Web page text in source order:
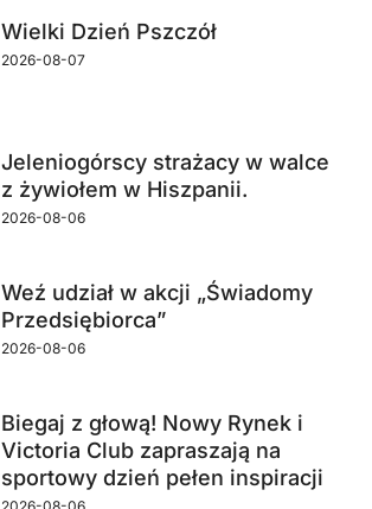
Wielki Dzień Pszczół
2026-08-07
Jeleniogórscy strażacy w walce
z żywiołem w Hiszpanii.
2026-08-06
Weź udział w akcji „Świadomy
Przedsiębiorca”
2026-08-06
Biegaj z głową! Nowy Rynek i
Victoria Club zapraszają na
sportowy dzień pełen inspiracji